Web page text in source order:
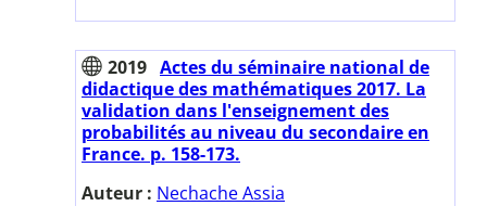
2019 Actes du séminaire national de
didactique des mathématiques 2017. La
validation dans l'enseignement des
probabilités au niveau du secondaire en
France. p. 158-173.
Auteur : Nechache Assia